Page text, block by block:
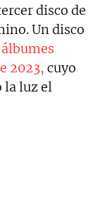
disco de
Un disco
2023, cuyo
la luz el